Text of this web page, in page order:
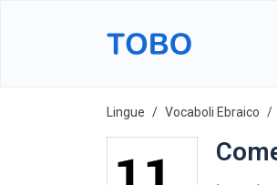
Lingue Vocaboli Ebraico